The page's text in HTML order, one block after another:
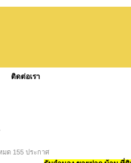
ติดต่อเรา
มด 155 ประกาศ